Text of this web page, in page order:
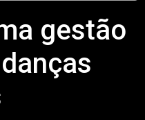
gestão